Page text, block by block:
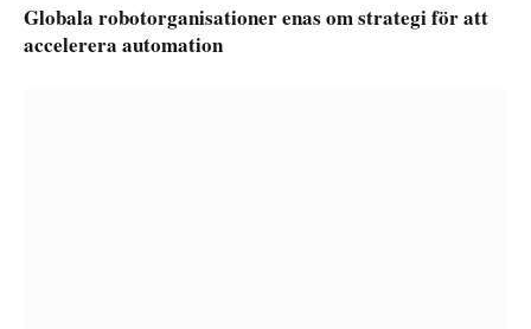
Globala robotorganisationer enas om strategi för att
accelerera automation